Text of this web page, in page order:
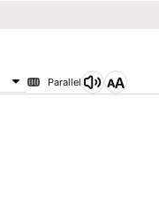
Parallel